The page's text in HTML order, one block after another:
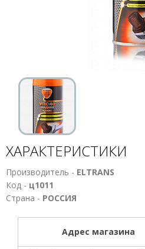
ХАРАКТЕРИСТИКИ
Производитель - ELTRANS
Код - ц1011
Страна - РОССИЯ
Адрес магазина